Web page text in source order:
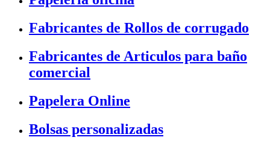
Fabricantes de Rollos de corrugado
Fabricantes de Articulos para baño
comercial
Papelera Online
Bolsas personalizadas